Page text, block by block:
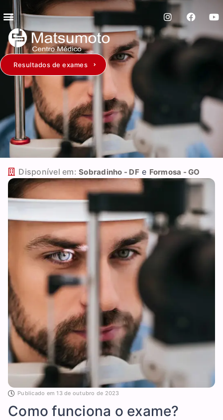
Resultados de exames
Disponível em: Sobradinho - DFe Formosa - GO
Publicado em 13 de outubro de 2023
Como funciona o exame?